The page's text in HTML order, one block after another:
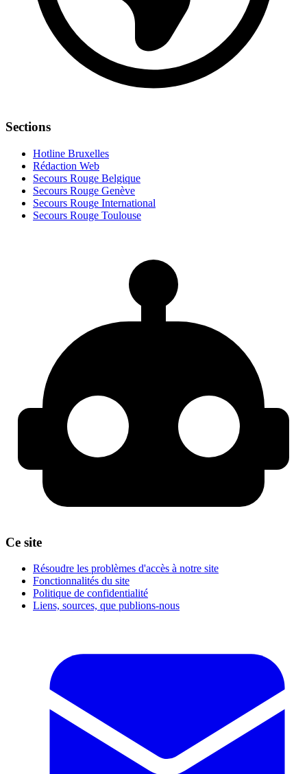
Sections
Hotline Bruxelles
Rédaction Web
Secours Rouge Belgique
Secours Rouge Genève
Secours Rouge International
Secours Rouge Toulouse
Ce site
Résoudre les problèmes d'accès à notre site
Fonctionnalités du site
Politique de confidentialité
Liens, sources, que publions-nous